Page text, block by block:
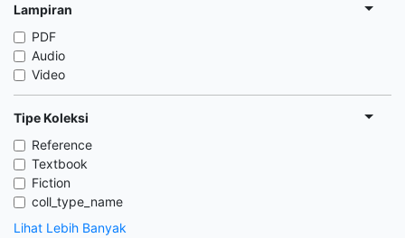
Lampiran
PDF
Audio
Video
Tipe Koleksi
Reference
Textbook
Fiction
coll_type_name
Lihat Lebih Banyak